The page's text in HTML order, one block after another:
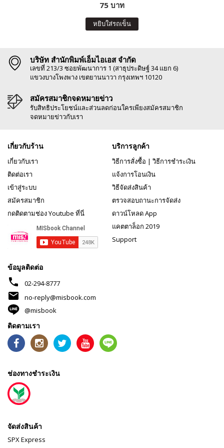
75 บาท
หยิบใส่รถเข็น
บริษัท สำนักพิมพ์เอ็มไอเอส จำกัด
เลขที่ 213/3 ซอยพัฒนาการ 1 (สาธุประดิษฐ์ 34 แยก 6)
แขวงบางโพงพาง เขตยานนาวา กรุงเทพฯ 10120
สมัครสมาชิกจดหมายข่าว
รับสิทธิประโยชน์และส่วนลดก่อนใครเพียงสมัครสมาชิก
จดหมายข่าวกับเรา
เกี่ยวกับร้าน
เกี่ยวกับเรา
ติดต่อเรา
เข้าสู่ระบบ
สมัครสมาชิก
กดติดตามช่อง Youtube ที่นี่
บริการลูกค้า
วิธีการสั่งซื้อ | วิธีการชำระเงิน
แจ้งการโอนเงิน
วิธีจัดส่งสินค้า
ตรวจสอบถานะการจัดส่ง
ดาวน์โหลด App
แคตตาล็อก 2019
Support
ข้อมูลติดต่อ
phone 02-294-8777
mail
no-reply@misbook.com
@misbook
ติดตามเรา
ช่องทางชำระเงิน
จัดส่งสินค้า
SPX Express